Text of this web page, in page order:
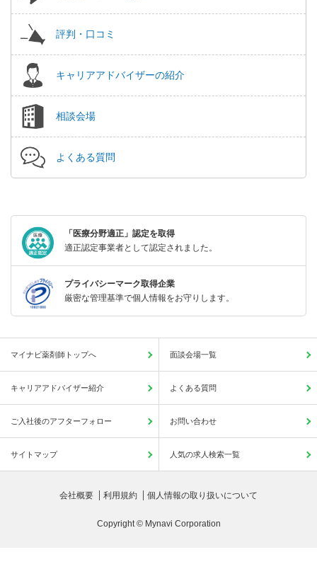
評判・口コミ
キャリアアドバイザーの紹介
相談会場
よくある質問
「医療分野適正」認定を取得
適正認定事業者として認定されました。
プライバシーマーク取得企業
厳密な管理基準で個人情報をお守りします。
マイナビ薬剤師トップへ 面談会場一覧
キャリアアドバイザー紹介 よくある質問
ご入社後のアフターフォロー お問い合わせ
サイトマップ 人気の求人検索一覧
会社概要 利用規約 個人情報の取り扱いについて
Copyright © Mynavi Corporation